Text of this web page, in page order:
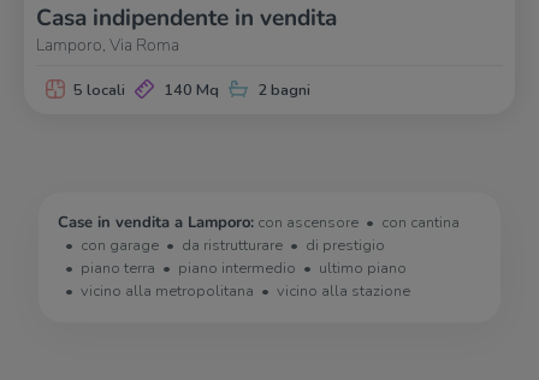
Casa indipendente in vendita
Lamporo, Via Roma
5 locali 140 Mq 2 bagni
Case in vendita a Lamporo: con ascensore
con cantina
con garage
da ristrutturare
di prestigio
piano terra
piano intermedio
ultimo piano
vicino alla metropolitana
vicino alla stazione